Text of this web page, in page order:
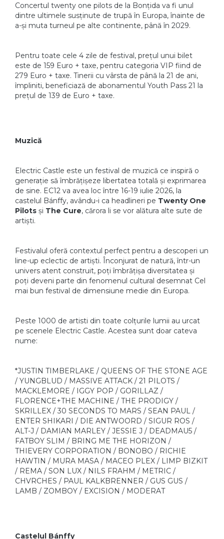
Concertul twenty one pilots de la Bonțida va fi unul
dintre ultimele susținute de trupă în Europa, înainte de
a-și muta turneul pe alte continente, până în 2029.
Pentru toate cele 4 zile de festival, prețul unui bilet
este de 159 Euro + taxe, pentru categoria VIP fiind de
279 Euro + taxe. Tinerii cu vârsta de până la 21 de ani,
împliniti, beneficiază de abonamentul Youth Pass 21 la
prețul de 139 de Euro + taxe.
Muzică
Electric Castle este un festival de muzică ce inspiră o
generație să îmbrățișeze libertatea totală și exprimarea
de sine. EC12 va avea loc între 16-19 iulie 2026, la
castelul Bánffy, avându-i ca headlineri pe Twenty One
Pilots și The Cure, cărora li se vor alătura alte sute de
artiști.
Festivalul oferă contextul perfect pentru a descoperi un
line-up eclectic de artiști. Înconjurat de natură, într-un
univers atent construit, poți îmbrățișa diversitatea și
poți deveni parte din fenomenul cultural desemnat Cel
mai bun festival de dimensiune medie din Europa.
Peste 1000 de artisti din toate colțurile lumii au urcat
pe scenele Electric Castle. Acestea sunt doar cateva
nume:
*JUSTIN TIMBERLAKE / QUEENS OF THE STONE AGE
/ YUNGBLUD / MASSIVE ATTACK / 21 PILOTS /
MACKLEMORE / IGGY POP / GORILLAZ /
FLORENCE+THE MACHINE / THE PRODIGY /
SKRILLEX / 30 SECONDS TO MARS / SEAN PAUL /
ENTER SHIKARI / DIE ANTWOORD / SIGUR ROS /
ALT-J / DAMIAN MARLEY / JESSIE J / DEADMAU5 /
FATBOY SLIM / BRING ME THE HORIZON /
THIEVERY CORPORATION / BONOBO / RICHIE
HAWTIN / MURA MASA / MACEO PLEX / LIMP BIZKIT
/ REMA / SON LUX / NILS FRAHM / METRIC /
CHVRCHES / PAUL KALKBRENNER / GUS GUS /
LAMB / ZOMBOY / EXCISION / MODERAT
Castelul Bánffy